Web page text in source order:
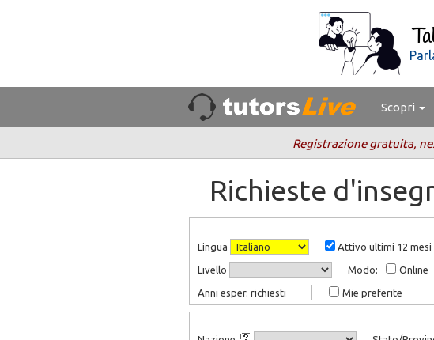
Scopri
Registrazione gratuita,
Richieste
Lingua Attivo ultimi 12 mesi
Livello Modo: Online
Anni esper. richiesti Mie preferite